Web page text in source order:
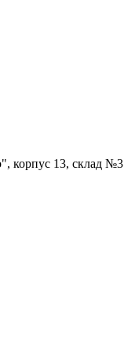
корпус 13, склад №3